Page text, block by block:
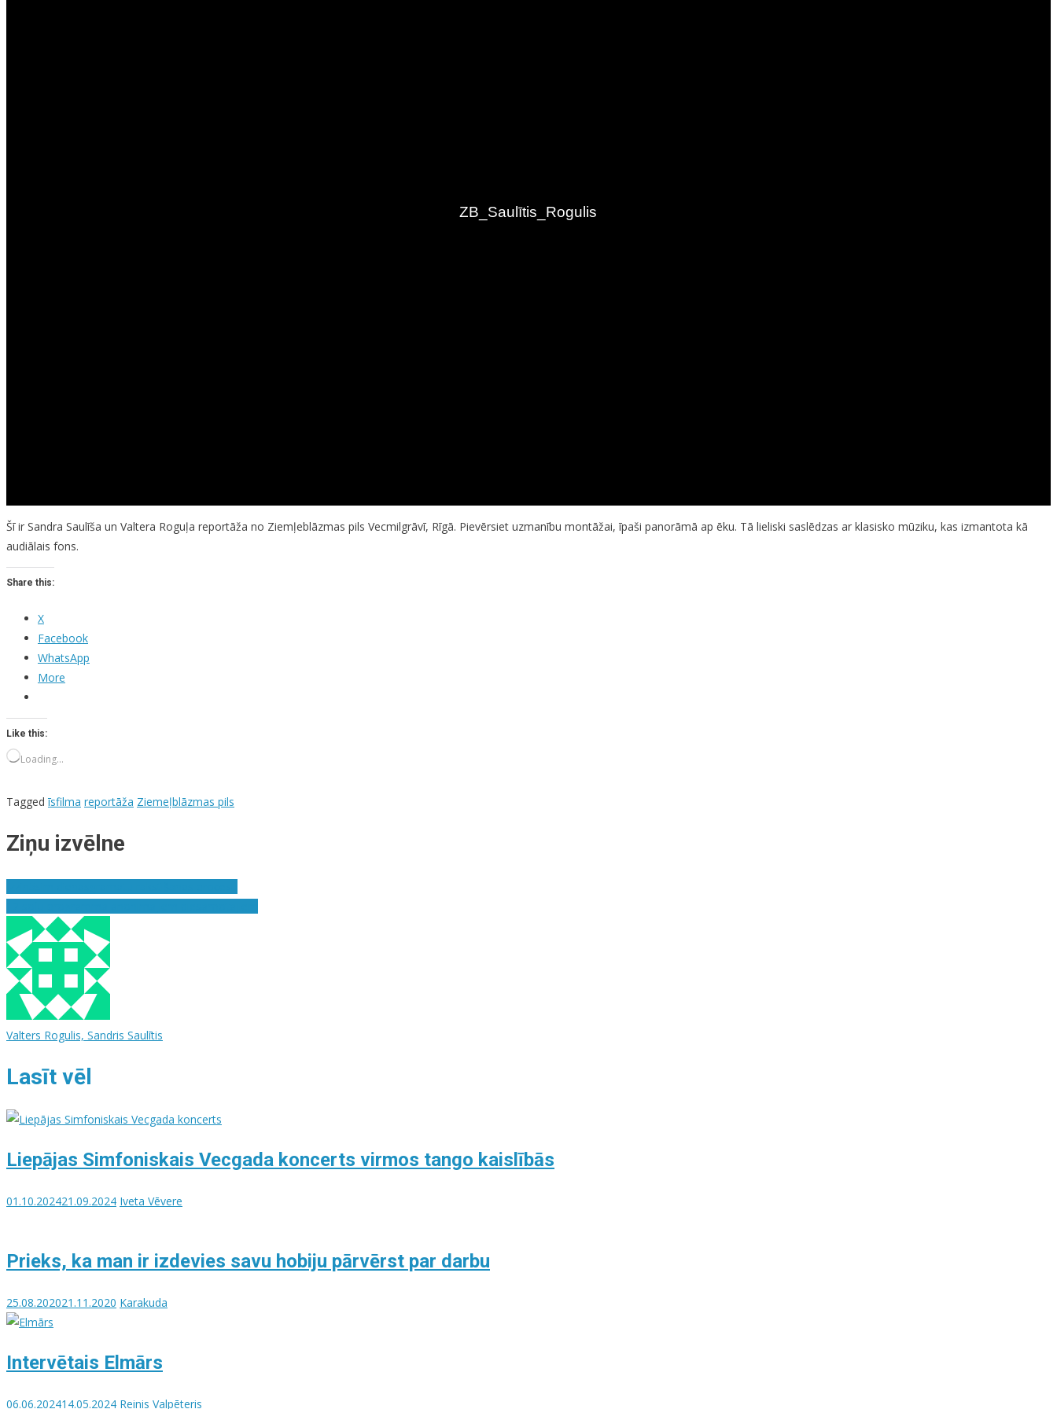
Šī ir Sandra Saulīša un Valtera Roguļa reportāža no Ziemļeblāzmas pils Vecmilgrāvī, Rīgā. Pievērsiet uzmanību montāžai, īpaši panorāmā ap ēku. Tā lieliski saslēdzas ar klasisko mūziku, kas izmantota kā
audiālais fons.
Share this:
X
Facebook
WhatsApp
More
Like this:
Loading…
Tagged īsfilma reportāža Ziemeļblāzmas pils
Ziņu izvēlne
Valters Rogulis, Sandris Saulītis
Lasīt vēl
Liepājas Simfoniskais Vecgada koncerts virmos tango kaislībās
01.10.202421.09.2024 Iveta Vēvere
Prieks, ka man ir izdevies savu hobiju pārvērst par darbu
25.08.202021.11.2020 Karakuda
Intervētais Elmārs
06.06.202414.05.2024 Reinis Valpēteris